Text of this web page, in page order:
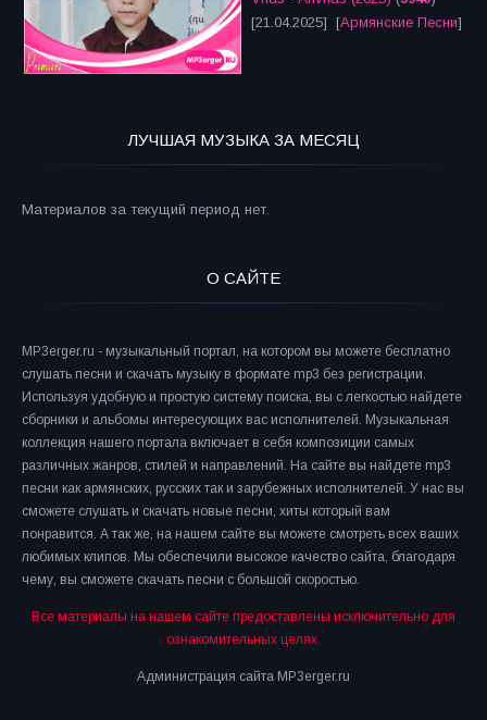
[21.04.2025] [Армянские Песни]
ЛУЧШАЯ МУЗЫКА ЗА МЕСЯЦ
Материалов за текущий период нет.
О САЙТЕ
MP3erger.ru - музыкальный портал, на котором вы можете бесплатно
слушать песни и скачать музыку в формате mp3 без регистрации.
Используя удобную и простую систему поиска, вы с легкостью найдете
сборники и альбомы интересующих вас исполнителей. Музыкальная
коллекция нашего портала включает в себя композиции самых
различных жанров, стилей и направлений. На сайте вы найдете mp3
песни как армянских, русских так и зарубежных исполнителей. У нас вы
сможете слушать и скачать новые песни, хиты который вам
понравится. А так же, на нашем сайте вы можете смотреть всех ваших
любимых клипов. Мы обеспечили высокое качество сайта, благодаря
чему, вы сможете скачать песни с большой скоростью.
Все материалы на нашем сайте предоставлены исключительно для
ознакомительных целях.
Администрация сайта MP3erger.ru